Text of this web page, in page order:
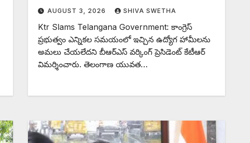
AUGUST 3, 2026 SHIVA SWETHA
Ktr Slams Telangana Government: కాంగ్రెస్
ప్రభుత్వం ఎన్నికల సమయంలో ఇచ్చిన ఉద్యోగ హామీలను
అమలు చేయలేదని బీఆర్ఎస్ వర్కింగ్ ప్రెసిడెంట్ కేటీఆర్
విమర్శించారు. తెలంగాణ యువత…